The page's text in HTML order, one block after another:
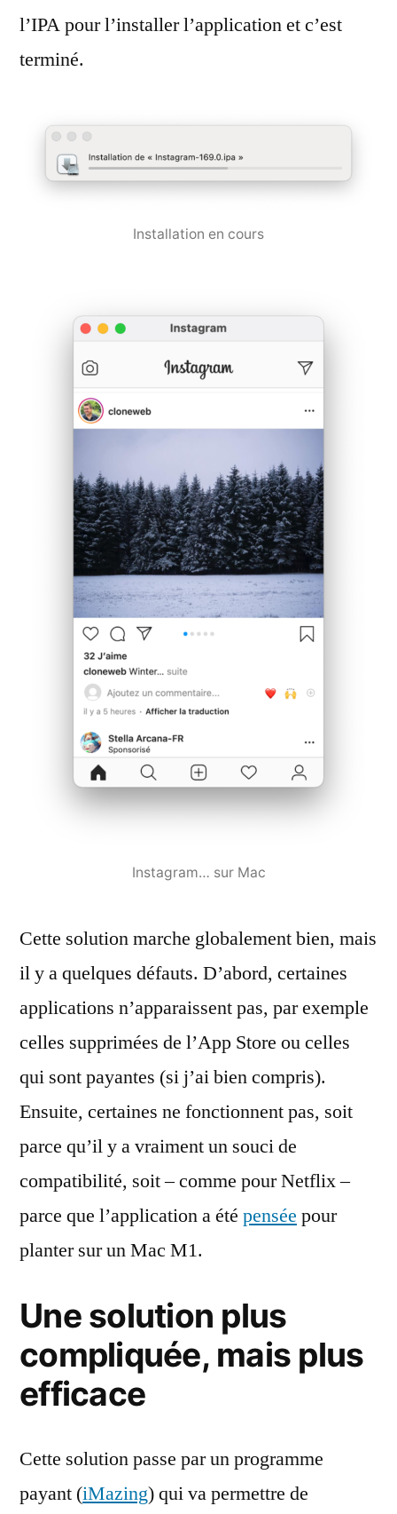
l’IPA pour l’installer l’application et c’est
terminé.
Installation en cours
Instagram… sur Mac
Cette solution marche globalement bien, mais
il y a quelques défauts. D’abord, certaines
applications n’apparaissent pas, par exemple
celles supprimées de l’App Store ou celles
qui sont payantes (si j’ai bien compris).
Ensuite, certaines ne fonctionnent pas, soit
parce qu’il y a vraiment un souci de
compatibilité, soit – comme pour Netflix –
parce que l’application a été pensée pour
planter sur un Mac M1.
Une solution plus
compliquée, mais plus
efficace
Cette solution passe par un programme
payant (iMazing) qui va permettre de